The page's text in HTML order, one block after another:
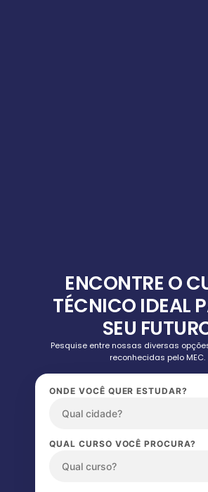
ENCONTRE O
TÉCNICO IDEAL
SEU
Pesquise entre nossas diversas
reconhecidas pelo MEC.
ONDE VOCÊ QUER ESTUDAR?
QUAL CURSO VOCÊ PROCURA?